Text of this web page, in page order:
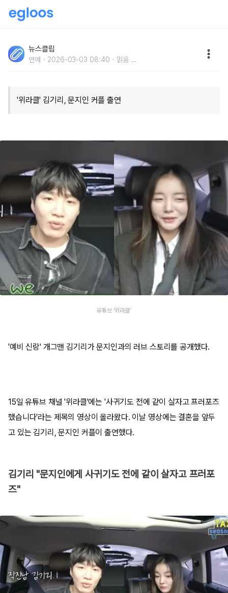
무 놀라운 러브스토리 모두 공개했다 (+첫 만남)
뉴스클립
연예 2026-03-03 08:40 읽음 ...
'위라클' 김기리, 문지인 커플 출연
유튜브 '위라클'
'예비 신랑' 개그맨 김기리가 문지인과의 러브 스토리를 공개했다.
15일 유튜브 채널 '위라클'에는 '사귀기도 전에 같이 살자고 프러포즈
했습니다'라는 제목의 영상이 올라왔다. 이날 영상에는 결혼을 앞두
고 있는 김기리, 문지인 커플이 출연했다.
김기리 "문지인에게 사귀기도 전에 같이 살자고 프러포
즈"